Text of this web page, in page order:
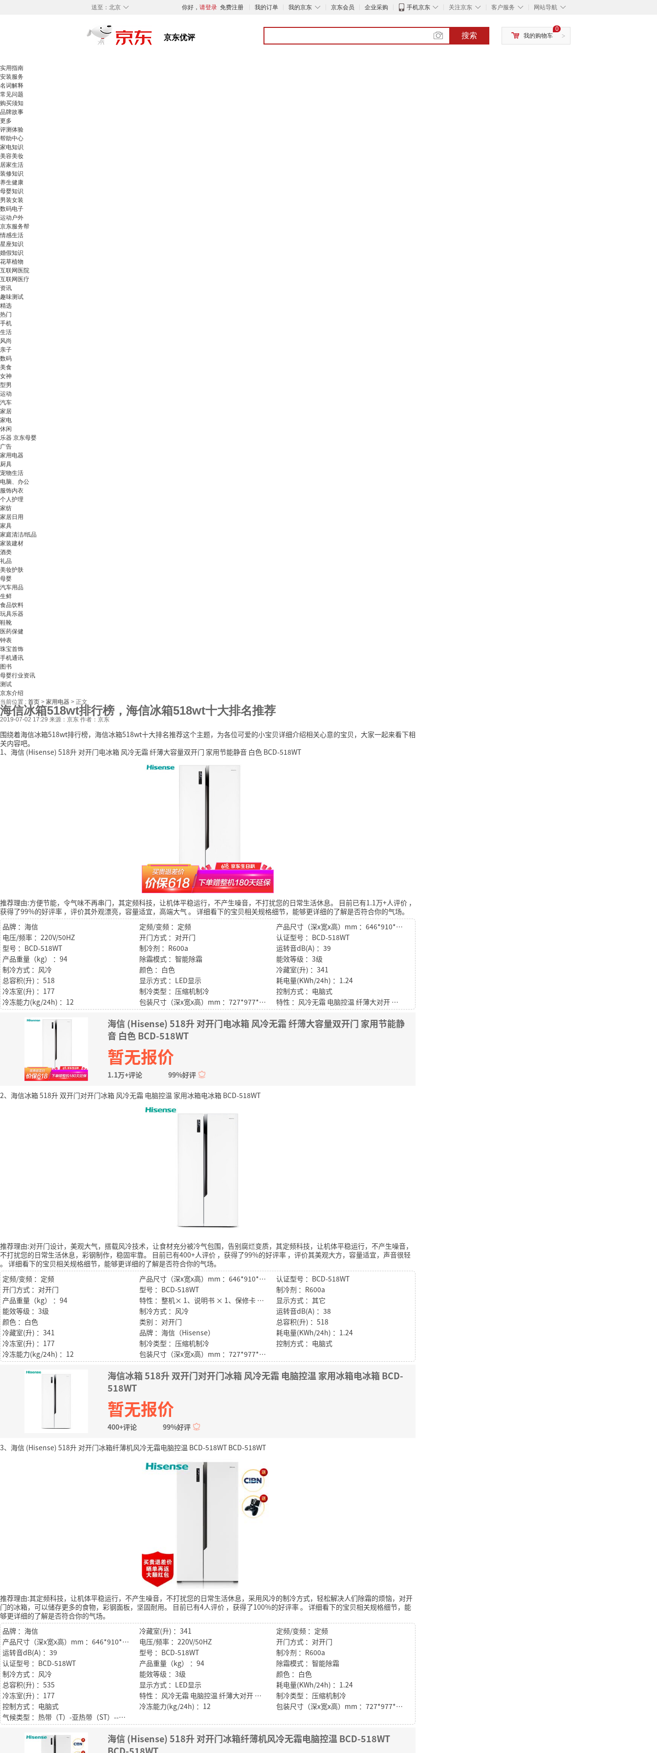
◇
送至： 北京 你好， 请登录 免费注册 我的订单 ◇
我的京东 京东会员 企业采购 ◇
手机京东 ◇
关注京东 ◇
客户服务 ◇
网站导航
搜索 >
0
我的购物车
实用指南
安装服务
名词解释
常见问题
购买须知
品牌故事
更多
评测体验
帮助中心
家电知识
美容美妆
居家生活
装修知识
养生健康
母婴知识
男装女装
数码电子
运动户外
京东服务帮
情感生活
星座知识
婚假知识
花草植物
互联网医院
互联网医疗
资讯
趣味测试
精选
热门
手机
生活
风尚
亲子
数码
美食
女神
型男
运动
汽车
家居
家电
休闲
乐器 京东母婴
广告
家用电器
厨具
宠物生活
电脑、办公
服饰内衣
个人护理
家纺
家居日用
家具
家庭清洁/纸品
家装建材
酒类
礼品
美妆护肤
母婴
汽车用品
生鲜
食品饮料
玩具乐器
鞋靴
医药保健
钟表
珠宝首饰
手机通讯
图书
母婴行业资讯
测试
京东介绍
当前位置 : 首页 > 家用电器 > 正文
海信冰箱518wt排行榜，海信冰箱518wt十大排名推荐
2019-07-02 17:29 来源：京东 作者：京东
围绕着海信冰箱518wt排行榜，海信冰箱518wt十大排名推荐这个主题，为各位可爱的小宝贝详细介绍相关心意的宝贝，大家一起来看下相
关内容吧。
1、海信 (Hisense) 518升 对开门电冰箱 风冷无霜 纤薄大容量双开门 家用节能静音 白色 BCD-518WT
推荐理由:方便节能，令气味不再串门，其定频科技，让机体平稳运行，不产生噪音，不打扰您的日常生活休息。 目前已有1.1万+人评价 ，
获得了99%的好评率 ，评价其外观漂亮，容量适宜，高端大气。 详细看下的宝贝相关规格细节，能够更详细的了解是否符合你的气场。
品牌 ：海信
定频/变频 ：定频
产品尺寸（深x宽x高）mm ：646*910*1786
电压/频率 ：220V/50HZ
开门方式 ：对开门
认证型号 ：BCD-518WT
型号 ：BCD-518WT
制冷剂 ：R600a
运转音dB(A) ：39
产品重量（kg） ：94
除霜模式 ：智能除霜
能效等级 ：3级
制冷方式 ：风冷
颜色 ：白色
冷藏室(升) ：341
总容积(升) ：518
显示方式 ：LED显示
耗电量(KWh/24h) ：1.24
冷冻室(升) ：177
制冷类型 ：压缩机制冷
控制方式 ：电脑式
冷冻能力(kg/24h) ：12
包装尺寸（深x宽x高）mm ：727*977*1896 特性 ：风冷无霜 电脑控温 纤薄大对开 适家空间 深冷速冻 整机保鲜
海信 (Hisense) 518升 对开门电冰箱 风冷无霜 纤薄大容量双开门 家用节能静
音 白色 BCD-518WT
暂无报价
1.1万+评论 99%好评
2、海信冰箱 518升 双开门对开门冰箱 风冷无霜 电脑控温 家用冰箱电冰箱 BCD-518WT
推荐理由:对开门设计，美观大气，搭载风冷技术，让食材充分被冷气包围，告别腐烂变质，其定频科技，让机体平稳运行，不产生噪音，
不打扰您的日常生活休息，彩钢制作，稳固牢靠。
目前已有400+人评价 ，获得了99%的好评率 ，评价其美观大方，容量适宜，声音很轻
。 详细看下的宝贝相关规格细节，能够更详细的了解是否符合你的气场。
定频/变频 ：定频
产品尺寸（深x宽x高）mm ：646*910*1786
认证型号 ：BCD-518WT
开门方式 ：对开门
型号 ：BCD-518WT
制冷剂 ：R600a
产品重量（kg） ：94
特性 ：整机× 1、说明书 × 1、保修卡 × 1
显示方式 ：其它
能效等级 ：3级
制冷方式 ：风冷
运转音dB(A) ：38
颜色 ：白色
类别 ：对开门
总容积(升) ：518
冷藏室(升) ：341
品牌 ：海信（Hisense）
耗电量(KWh/24h) ：1.24
冷冻室(升) ：177
制冷类型 ：压缩机制冷
控制方式 ：电脑式
冷冻能力(kg/24h) ：12
包装尺寸（深x宽x高）mm ：727*977*1896
海信冰箱 518升 双开门对开门冰箱 风冷无霜 电脑控温 家用冰箱电冰箱 BCD-
518WT
暂无报价
400+评论 99%好评
3、海信 (Hisense) 518升 对开门冰箱纤薄机风冷无霜电脑控温 BCD-518WT BCD-518WT
推荐理由:其定频科技，让机体平稳运行，不产生噪音，不打扰您的日常生活休息，采用风冷的制冷方式，轻松解决人们除霜的烦恼，对开
门的冰箱，可以储存更多的食物，彩钢面板，坚固耐用。
目前已有4人评价 ，获得了100%的好评率。 详细看下的宝贝相关规格细节，能
够更详细的了解是否符合你的气场。
品牌 ：海信
冷藏室(升) ：341
定频/变频 ：定频
产品尺寸（深x宽x高）mm ：646*910*1786
电压/频率 ：220V/50HZ
开门方式 ：对开门
运转音dB(A) ：39
型号 ：BCD-518WT
制冷剂 ：R600a
认证型号 ：BCD-518WT
产品重量（kg） ：94
除霜模式 ：智能除霜
制冷方式 ：风冷
能效等级 ：3级
颜色 ：白色
总容积(升) ：535
显示方式 ：LED显示
耗电量(KWh/24h) ：1.24
冷冻室(升) ：177
特性 ：风冷无霜 电脑控温 纤薄大对开 适家空间等
制冷类型 ：压缩机制冷
控制方式 ：电脑式
冷冻能力(kg/24h) ：12
包装尺寸（深x宽x高）mm ：727*977*1896
气候类型 ：热带（T）-亚热带（ST）--温带（N）－亚热带型（SN）
海信 (Hisense) 518升 对开门冰箱纤薄机风冷无霜电脑控温 BCD-518WT